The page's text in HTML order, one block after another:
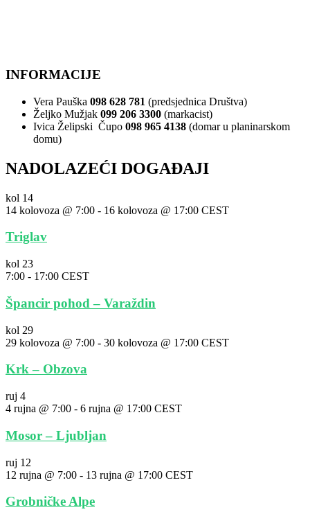
INFORMACIJE
Vera Pauška 098 628 781 (predsjednica Društva)
Željko Mužjak 099 206 3300 (markacist)
Ivica Želipski Čupo 098 965 4138 (domar u planinarskom
domu)
NADOLAZEĆI DOGAĐAJI
kol 14
14 kolovoza @ 7:00 - 16 kolovoza @ 17:00 CEST
Triglav
kol 23
7:00 - 17:00 CEST
Špancir pohod – Varaždin
kol 29
29 kolovoza @ 7:00 - 30 kolovoza @ 17:00 CEST
Krk – Obzova
ruj 4
4 rujna @ 7:00 - 6 rujna @ 17:00 CEST
Mosor – Ljubljan
ruj 12
12 rujna @ 7:00 - 13 rujna @ 17:00 CEST
Grobničke Alpe